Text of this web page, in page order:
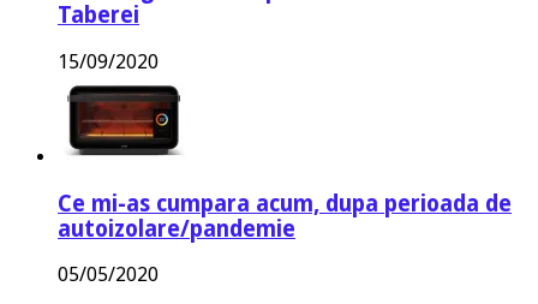
Taberei
15/09/2020
Ce mi-as cumpara acum, dupa perioada de
autoizolare/pandemie
05/05/2020